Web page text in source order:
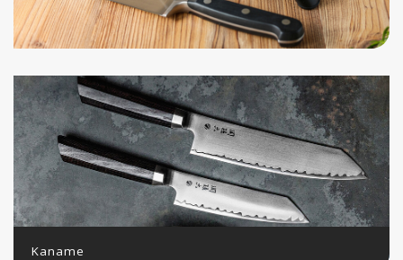
Kaname